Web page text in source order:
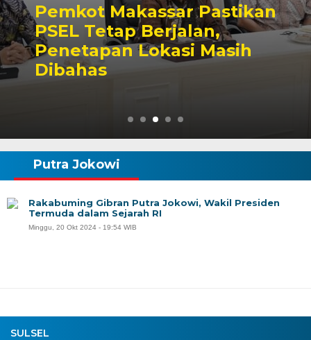
Pemkot Makassar Pastikan
PSEL Tetap Berjalan,
Penetapan Lokasi Masih
Dibahas
SULSEL
Putra Jokowi
Rakabuming Gibran Putra Jokowi, Wakil Presiden
Termuda dalam Sejarah RI
Minggu, 20 Okt 2024 - 19:54 WIB